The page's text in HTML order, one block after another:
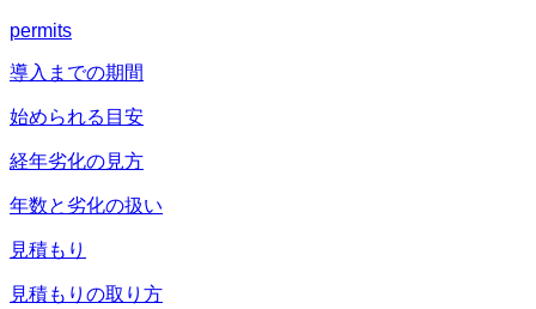
permits
導入までの期間
始められる目安
経年劣化の見方
年数と劣化の扱い
見積もり
見積もりの取り方